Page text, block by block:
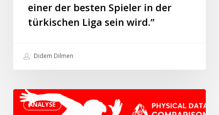
Liga
sein
einer der besten Spieler in der
türkischen Liga sein wird.”
Didem Dilmen
ANALYSE
Die
besten